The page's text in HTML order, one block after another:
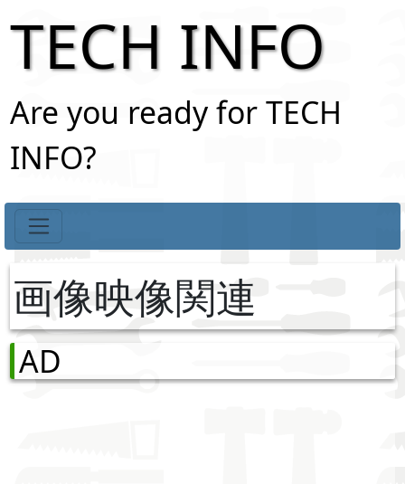
TECH INFO
Are you ready for TECH
INFO?
画像映像関連
AD